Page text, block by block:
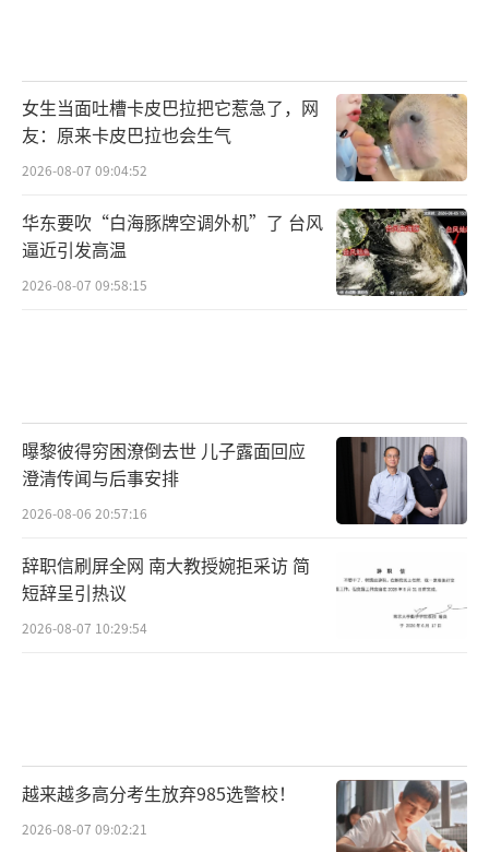
女生当面吐槽卡皮巴拉把它惹急了，网
友：原来卡皮巴拉也会生气
2026-08-07 09:04:52
华东要吹“白海豚牌空调外机”了 台风
逼近引发高温
2026-08-07 09:58:15
曝黎彼得穷困潦倒去世 儿子露面回应
澄清传闻与后事安排
2026-08-06 20:57:16
辞职信刷屏全网 南大教授婉拒采访 简
短辞呈引热议
2026-08-07 10:29:54
越来越多高分考生放弃985选警校！
2026-08-07 09:02:21